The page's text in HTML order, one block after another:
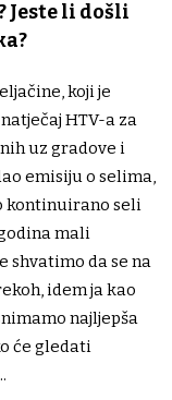
Jeste li došli
koji je
HTV-a za
uz gradove i
emisiju o selima,
kontinuirano seli
mali
shvatimo da se na
idem ja kao
najljepša
će gledati